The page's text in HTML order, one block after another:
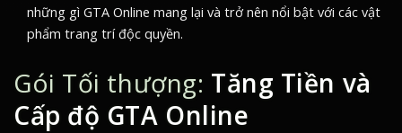
những gì GTA Online mang lại và trở nên nổi bật với các vật
phẩm trang trí độc quyền.
Gói Tối thượng: Tăng Tiền và
Cấp độ GTA Online